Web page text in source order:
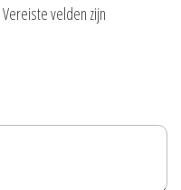
Vereiste velden zijn